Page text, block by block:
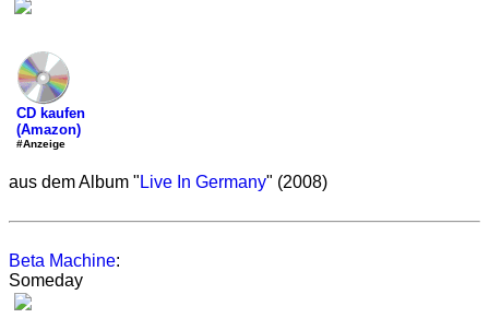
CD kaufen
(Amazon)
#Anzeige
aus dem Album " Live In Germany" (2008)
Beta Machine:
Someday